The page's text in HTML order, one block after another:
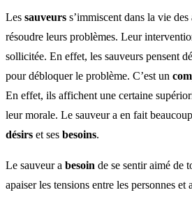
Les sauveurs s’immiscent dans la vie
résoudre leurs problèmes. Leur
sollicitée. En effet, les sauveurs pensent
pour débloquer le problème. C’est un
En effet, ils affichent une certaine
leur morale. Le sauveur a en fait
désirs et ses besoins.
Le sauveur a besoin de se sentir aimé de
apaiser les tensions entre les personnes et